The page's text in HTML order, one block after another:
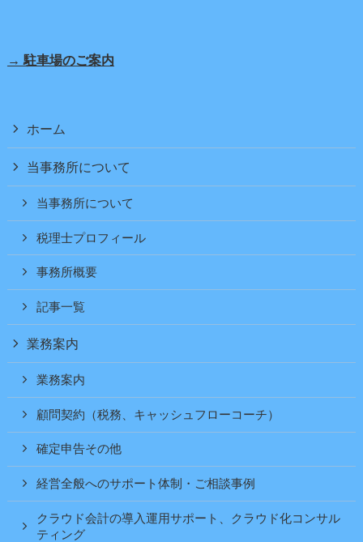
→ 駐車場のご案内
ホーム
当事務所について
当事務所について
税理士プロフィール
事務所概要
記事一覧
業務案内
業務案内
顧問契約（税務、キャッシュフローコーチ）
確定申告その他
経営全般へのサポート体制・ご相談事例
クラウド会計の導入運用サポート、クラウド化コンサル
ティング